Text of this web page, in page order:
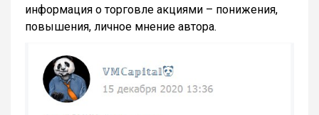
информация о торговле акциями – понижения,
повышения, личное мнение автора.